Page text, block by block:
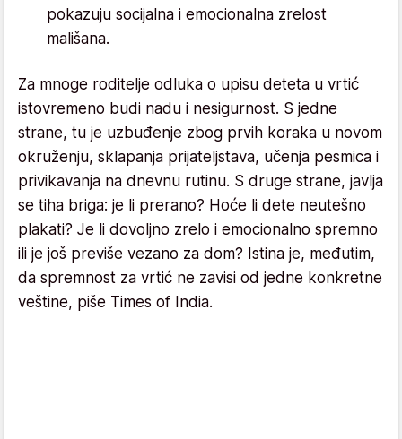
pokazuju socijalna i emocionalna zrelost
mališana.
Za mnoge roditelje odluka o upisu deteta u vrtić
istovremeno budi nadu i nesigurnost. S jedne
strane, tu je uzbuđenje zbog prvih koraka u novom
okruženju, sklapanja prijateljstava, učenja pesmica i
privikavanja na dnevnu rutinu. S druge strane, javlja
se tiha briga: je li prerano? Hoće li dete neutešno
plakati? Je li dovoljno zrelo i emocionalno spremno
ili je još previše vezano za dom? Istina je, međutim,
da spremnost za vrtić ne zavisi od jedne konkretne
veštine, piše Times of India.